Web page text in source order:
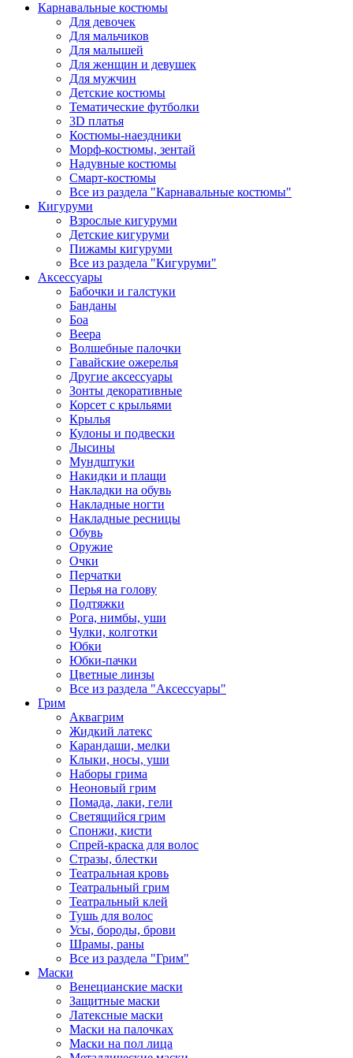
Карнавальные костюмы
Для девочек
Для мальчиков
Для малышей
Для женщин и девушек
Для мужчин
Детские костюмы
Тематические футболки
3D платья
Костюмы-наездники
Морф-костюмы, зентай
Надувные костюмы
Смарт-костюмы
Все из раздела "Карнавальные костюмы"
Кигуруми
Взрослые кигуруми
Детские кигуруми
Пижамы кигуруми
Все из раздела "Кигуруми"
Аксессуары
Бабочки и галстуки
Банданы
Боа
Веера
Волшебные палочки
Гавайские ожерелья
Другие аксессуары
Зонты декоративные
Корсет с крыльями
Крылья
Кулоны и подвески
Лысины
Мундштуки
Накидки и плащи
Накладки на обувь
Накладные ногти
Накладные ресницы
Обувь
Оружие
Очки
Перчатки
Перья на голову
Подтяжки
Рога, нимбы, уши
Чулки, колготки
Юбки
Юбки-пачки
Цветные линзы
Все из раздела "Аксессуары"
Грим
Аквагрим
Жидкий латекс
Карандаши, мелки
Клыки, носы, уши
Наборы грима
Неоновый грим
Помада, лаки, гели
Светящийся грим
Спонжи, кисти
Спрей-краска для волос
Стразы, блестки
Театральная кровь
Театральный грим
Театральный клей
Тушь для волос
Усы, бороды, брови
Шрамы, раны
Все из раздела "Грим"
Маски
Венецианские маски
Защитные маски
Латексные маски
Маски на палочках
Маски на пол лица